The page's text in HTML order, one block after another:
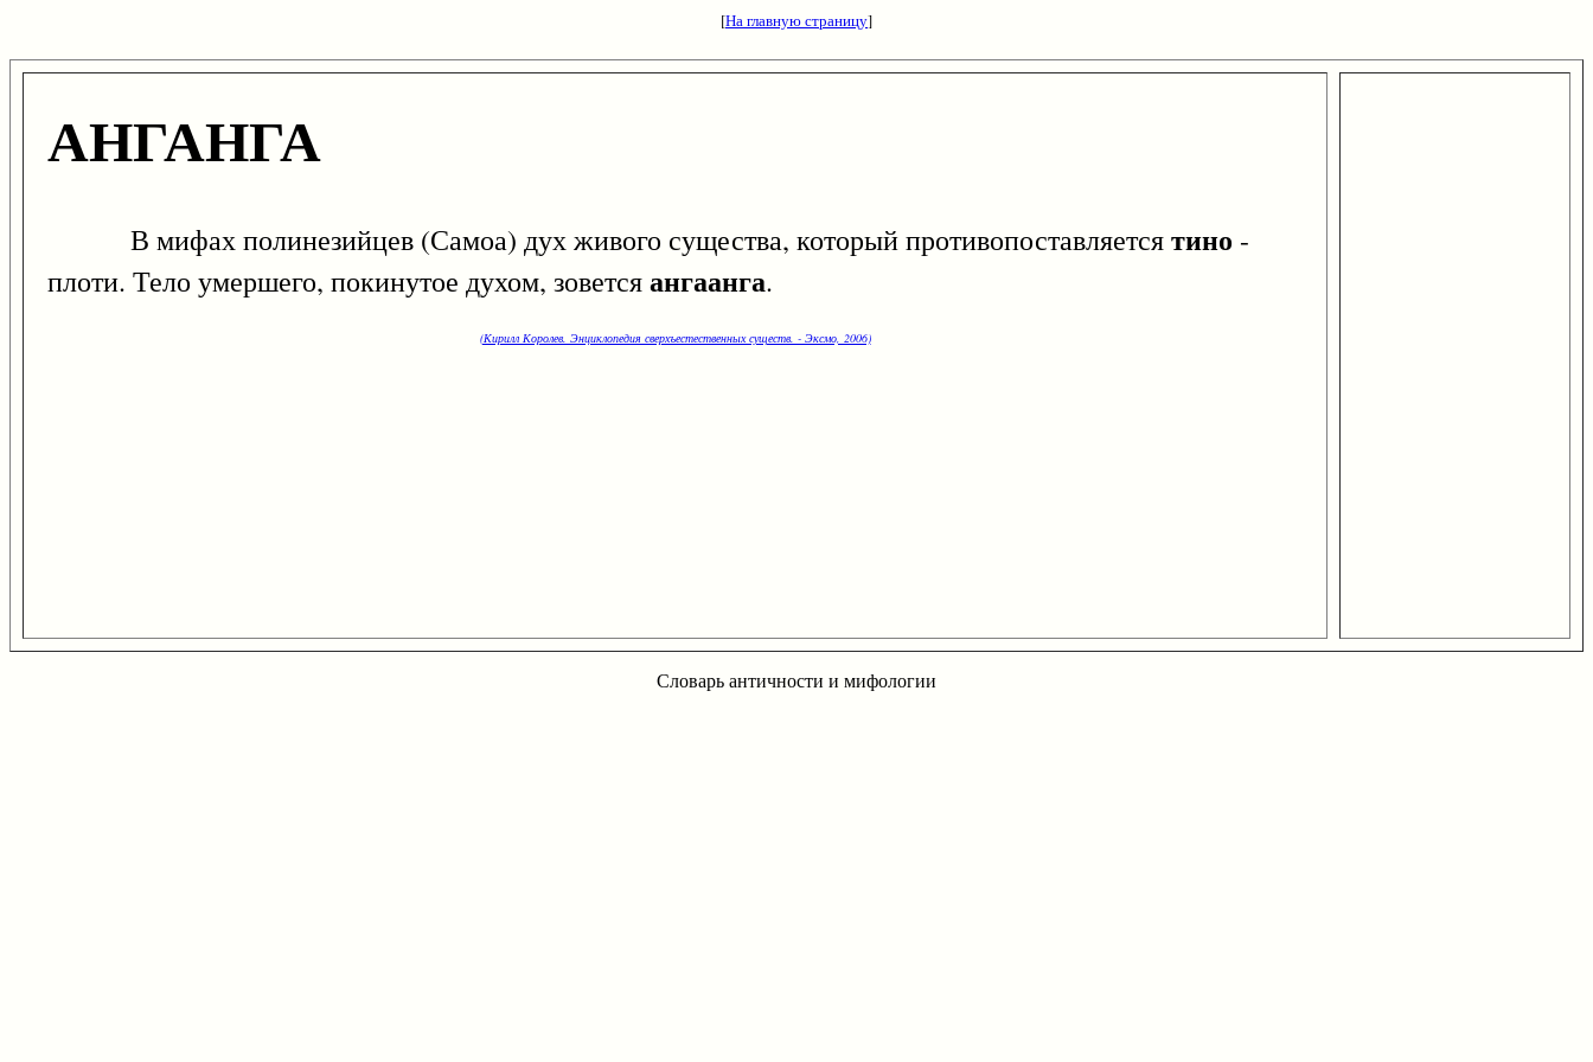
[На главную страницу]
АНГАНГА
В мифах полинезийцев (Самоа) дух живого существа, который противопоставляетсятино -
плоти. Тело умершего, покинутое духом, зоветсяангаанга.
(Кирилл Королев. Энциклопедия сверхъестественных существ. - Эксмо, 2006)
Словарь античности и мифологии